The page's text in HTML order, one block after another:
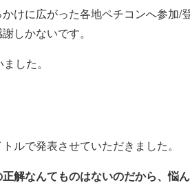
けに広がった各地ペチコンへ参加/
しかないです。
した。
ルで発表させていただきました。
解なんてものはないのだから、悩